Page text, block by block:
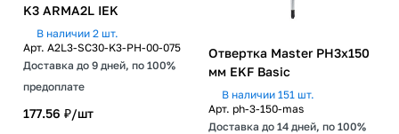
K3 ARMA2L IEK
В наличии 2 шт.
Арт. A2L3-SC30-K3-PH-00-075
Доставка до 9 дней, по 100%
предоплате
177.56 ₽/шт
Отвертка Master PH3x150
мм EKF Basic
В наличии 151 шт.
Арт. ph-3-150-mas
Доставка до 14 дней, по 100%